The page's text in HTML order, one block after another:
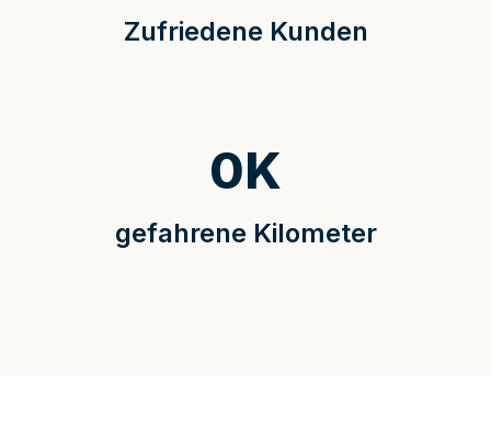
Zufriedene Kunden
gefahrene Kilometer
0K